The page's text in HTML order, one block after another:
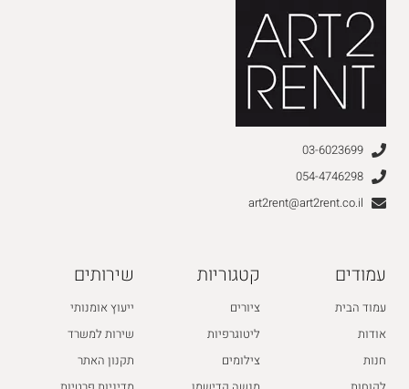
03-6023699
054-4746298
art2rent@art2rent.co.il
עמודים
עמוד הבית
אודות
חנות
קטגוריות
ציורים
ליטוגרפיות
צילומים
שירותים
ייעוץ אומנותי
שירות למשרד
תקנון האתר